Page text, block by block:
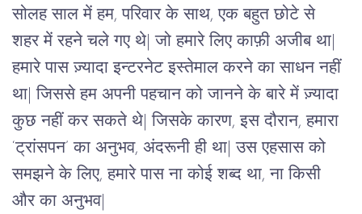
सोलह साल में हम, परिवार के साथ, एक बहुत छोटे से
शहर में रहने चले गए थे| जो हमारे लिए काफ़ी अजीब था|
हमारे पास ज़्यादा इन्टरनेट इस्तेमाल करने का साधन नहीं
था| जिससे हम अपनी पहचान को जानने के बारे में ज़्यादा
कुछ नहीं कर सकते थे| जिसके कारण, इस दौरान, हमारा
‘ट्रांसपन’ का अनुभव, अंदरूनी ही था| उस एहसास को
समझने के लिए, हमारे पास ना कोई शब्द था, ना किसी
और का अनुभव|